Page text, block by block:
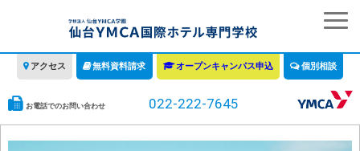
アクセス 無料資料請求 オープンキャンパス申込 個別相談
お電話でのお問い合わせ 022-222-7645
学校の特徴